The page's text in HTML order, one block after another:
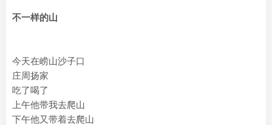
不一样的山
今天在崂山沙子口
庄周扬家
吃了喝了
上午他带我去爬山
下午他又带着去爬山